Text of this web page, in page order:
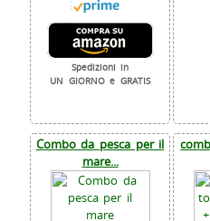
Spedizioni in
UN GIORNO e GRATIS
Combo da pesca per il
mare...